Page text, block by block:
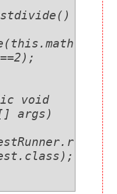
void
args)